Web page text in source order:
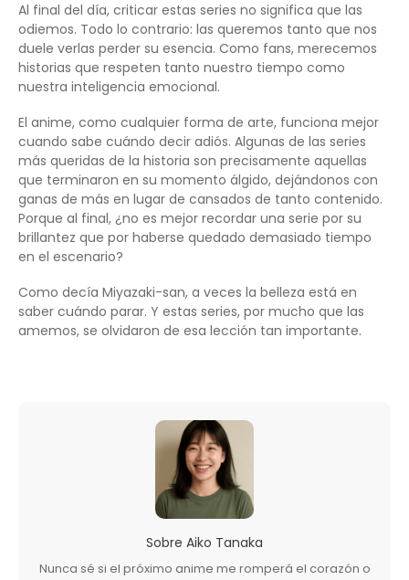
Al final del día, criticar estas series no significa que las
odiemos. Todo lo contrario: las queremos tanto que nos
duele verlas perder su esencia. Como fans, merecemos
historias que respeten tanto nuestro tiempo como
nuestra inteligencia emocional.
El anime, como cualquier forma de arte, funciona mejor
cuando sabe cuándo decir adiós. Algunas de las series
más queridas de la historia son precisamente aquellas
que terminaron en su momento álgido, dejándonos con
ganas de más en lugar de cansados de tanto contenido.
Porque al final, ¿no es mejor recordar una serie por su
brillantez que por haberse quedado demasiado tiempo
en el escenario?
Como decía Miyazaki-san, a veces la belleza está en
saber cuándo parar. Y estas series, por mucho que las
amemos, se olvidaron de esa lección tan importante.
Sobre Aiko Tanaka
Nunca sé si el próximo anime me romperá el corazón o